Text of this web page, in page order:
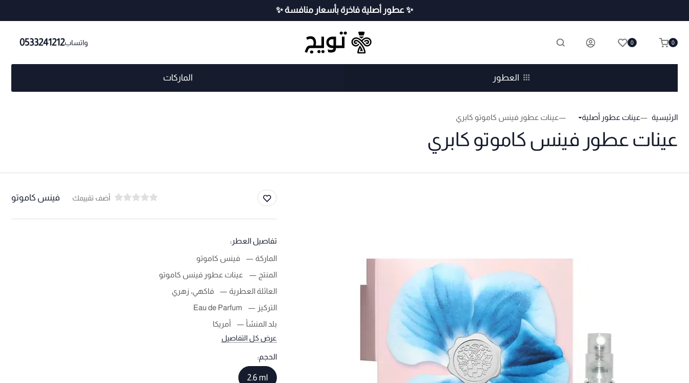
✨ عطور أصلية فاخرة بأسعار منافسة ✨
0533241212واتساب 0 0
العطور الماركات
الرئيسية عينات عطور أصلية عينات عطور فينس كاموتو كابري
عينات عطور فينس كاموتو كابري
أضف تقييمك فينس كاموتو
تفاصيل العطر:
الماركة
فينس كاموتو
المنتج
عينات عطور فينس كاموتو
العائلة العطرية
فاكهي، زهري
التركيز
Eau de Parfum
بلد المنشأ
أمريكا
عرض كل التفاصيل
الحجم:
2.6 ml